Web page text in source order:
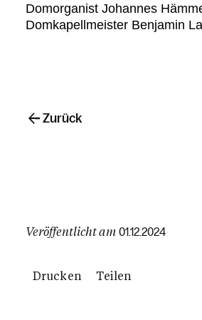
Veröffentlicht am 01.12.2024
Drucken Teilen
Domorganist Johannes
Domkapellmeister Benjamin
Zurück